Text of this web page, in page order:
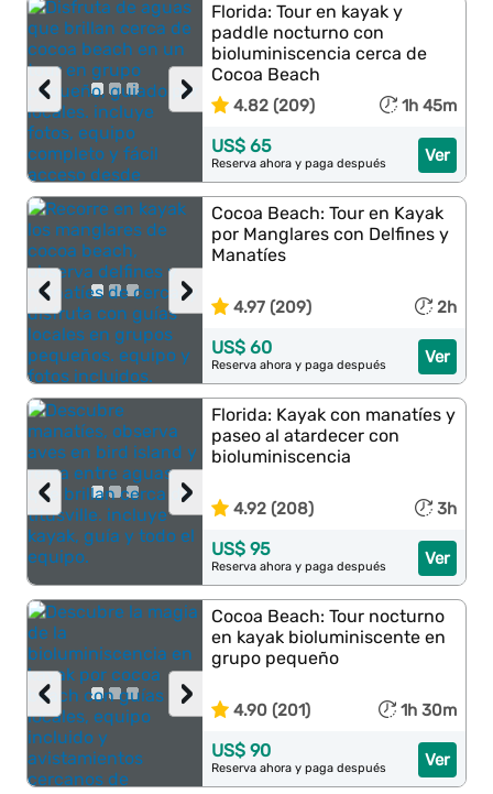
›
‹
Florida: Tour en kayak y
paddle nocturno con
bioluminiscencia cerca de
Cocoa Beach
4.82 (209) 1h 45m
Ver
US$ 65
Reserva ahora y paga después
›
‹
Cocoa Beach: Tour en Kayak
por Manglares con Delfines y
Manatíes
4.97 (209) 2h
Ver
US$ 60
Reserva ahora y paga después
›
‹
Florida: Kayak con manatíes y
paseo al atardecer con
bioluminiscencia
4.92 (208) 3h
Ver
US$ 95
Reserva ahora y paga después
›
‹
Cocoa Beach: Tour nocturno
en kayak bioluminiscente en
grupo pequeño
4.90 (201) 1h 30m
Ver
US$ 90
Reserva ahora y paga después